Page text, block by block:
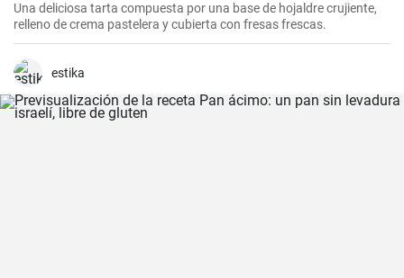
Una deliciosa tarta compuesta por una base de hojaldre crujiente,
relleno de crema pastelera y cubierta con fresas frescas.
estika